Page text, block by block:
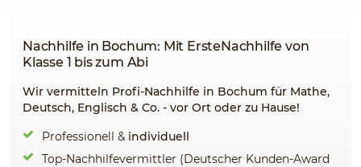
Nachhilfe in Bochum: Mit ErsteNachhilfe von
Klasse 1 bis zum Abi
Wir vermitteln Profi-Nachhilfe in Bochum für Mathe,
Deutsch, Englisch & Co. - vor Ort oder zu Hause!
Professionell & individuell
Top-Nachhilfevermittler (Deutscher Kunden-Award